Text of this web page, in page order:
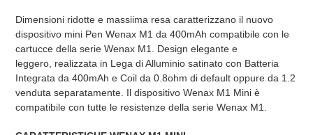
Dimensioni ridotte e massiima resa caratterizzano il nuovo
dispositivo mini Pen Wenax M1 da 400mAh compatibile con le
cartucce della serie Wenax M1. Design elegante e
leggero, realizzata in Lega di Alluminio satinato con Batteria
Integrata da 400mAh e Coil da 0.8ohm di default oppure da 1.2
venduta separatamente. Il dispositivo Wenax M1 Mini è
compatibile con tutte le resistenze della serie Wenax M1.